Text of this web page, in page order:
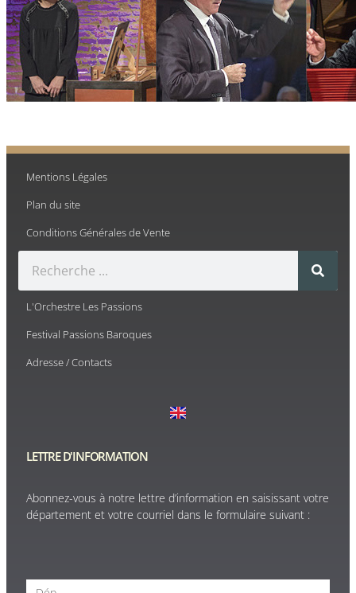
Mentions Légales
Plan du site
Conditions Générales de Vente
L'Orchestre Les Passions
Festival Passions Baroques
Adresse / Contacts
LETTRE D'INFORMATION
Abonnez-vous à notre lettre d’information en saisissant votre
département et votre courriel dans le formulaire suivant :